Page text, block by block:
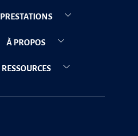
PRESTATIONS
À PROPOS
RESSOURCES